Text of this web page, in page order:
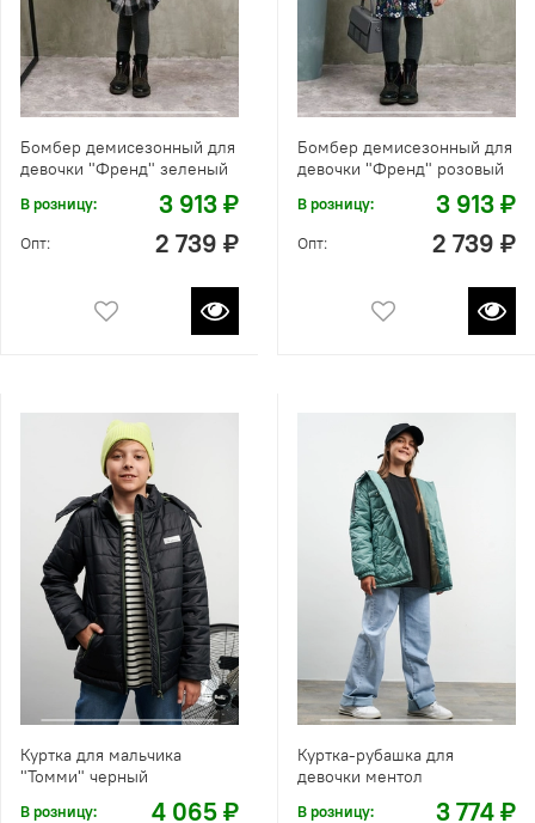
Бомбер демисезонный для
девочки "Френд" зеленый
В розницу: 3 913 ₽
Опт: 2 739 ₽
Бомбер демисезонный для
девочки "Френд" розовый
В розницу: 3 913 ₽
Опт: 2 739 ₽
Куртка для мальчика
"Томми" черный
В розницу: 4 065 ₽
Куртка-рубашка для
девочки ментол
В розницу: 3 774 ₽